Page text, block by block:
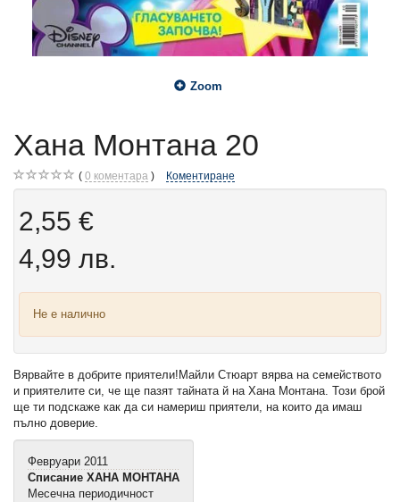
Zoom
Хана Монтана 20
0 коментара Коментиране
2,55 €
4,99 лв.
Не е налично
Вярвайте в добрите приятели!Майли Стюарт вярва на семейството
и приятелите си, че ще пазят тайната й на Хана Монтана. Този брой
ще ти подскаже как да си намериш приятели, на които да имаш
пълно доверие.
Февруари 2011
Списание ХАНА МОНТАНА
Месечна периодичност